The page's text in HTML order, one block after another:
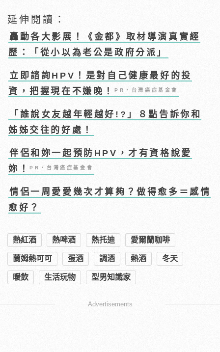
延伸閱讀：
轟動各大影展！《金都》取材導演真實經
歷：「從小以為老公是政府分派」
立即諮詢HPV！是對自己健康最好的投
資，把握現在不嫌晚！PR・台灣癌症基金會
「誰說女友越年輕越好!?」８點告訴你和
姊姊交往的好處！
伴侶和妳一起預防HPV，才有資格說愛
妳！PR・台灣癌症基金會
情侶一周愛愛幾次才算夠？做得愈多＝感情
愈好？
熱紅酒 熱啤酒 熱托迪 愛爾蘭咖啡
蘭姆熱可可 蛋酒 調酒 熱酒 冬天
暖飲 生活玩物 型男知識家
Advertisements